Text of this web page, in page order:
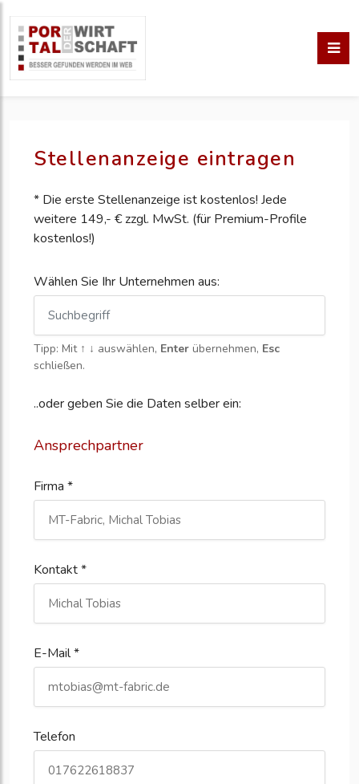
Stellenanzeige eintragen
* Die erste Stellenanzeige ist kostenlos! Jede
weitere 149,- € zzgl. MwSt. (für Premium-Profile
kostenlos!)
Wählen Sie Ihr Unternehmen aus:
Tipp: Mit ↑ ↓ auswählen, Enter übernehmen, Esc
schließen.
..oder geben Sie die Daten selber ein:
Ansprechpartner
Firma *
Kontakt *
E-Mail *
Telefon